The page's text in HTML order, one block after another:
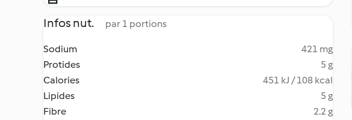
Infos nut. par 1 portions
Sodium
421 mg
Protides
5 g
Calories
451 kJ / 108 kcal
Lipides
5 g
Fibre
2.2 g